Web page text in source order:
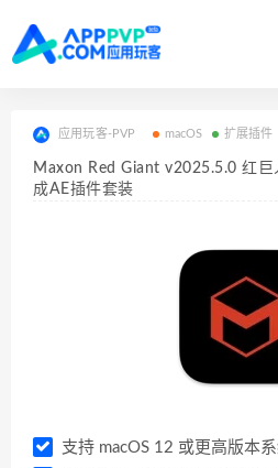
应用玩客-PVP macOS 扩展插件
Maxon Red Giant v2025.5.0 红
成AE插件套装
支持 macOS 12 或更高版本